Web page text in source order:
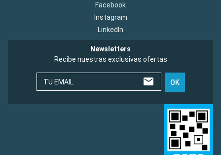
Facebook
Instagram
LinkedIn
Newsletters
Recibe nuestras exclusivas ofertas
TU EMAIL OK